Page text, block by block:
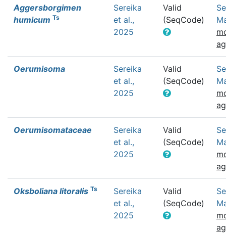
Aggersborgimen
humicum Ts
Sereika
et al.,
2025
Valid
(SeqCode)
Oerumisoma
Sereika
et al.,
2025
Valid
(SeqCode)
Oerumisomataceae
Sereika
et al.,
2025
Valid
(SeqCode)
Oksboliana litoralis Ts
Sereika
et al.,
2025
Valid
(SeqCode)